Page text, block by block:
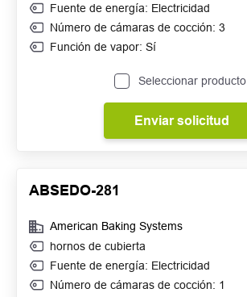
Fuente de energía: Electricidad
Número de cámaras de cocción: 3
Función de vapor: Sí
Seleccionar producto
Enviar solicitud
ABSEDO-281
American Baking Systems
hornos de cubierta
Fuente de energía: Electricidad
Número de cámaras de cocción: 1